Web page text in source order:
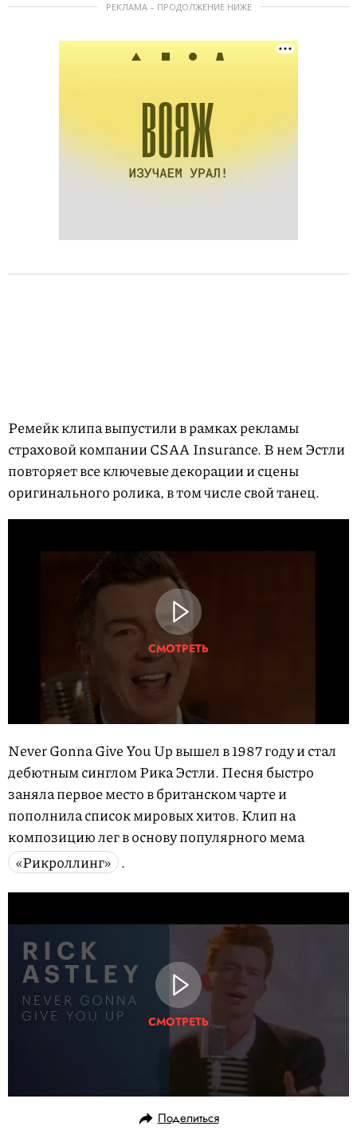
РЕКЛАМА – ПРОДОЛЖЕНИЕ НИЖЕ
Ремейк клипа выпустили в рамках рекламы
страховой компании CSAA Insurance. В нем Эстли
повторяет все ключевые декорации и сцены
оригинального ролика, в том числе свой танец.
СМОТРЕТЬ
Never Gonna Give You Up вышел в 1987 году и стал
дебютным синглом Рика Эстли. Песня быстро
заняла первое место в британском чарте и
пополнила список мировых хитов. Клип на
композицию лег в основу популярного мема
«Рикроллинг» .
СМОТРЕТЬ
Поделиться